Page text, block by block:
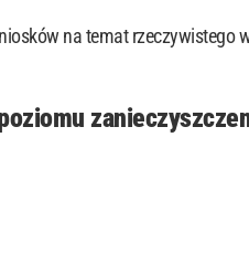
na temat rzeczywistego